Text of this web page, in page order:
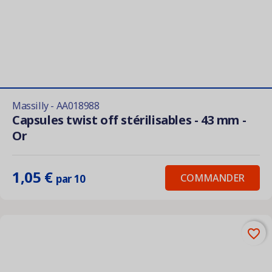
Massilly - AA018988
Capsules twist off stérilisables - 43 mm -
Or
1,05 € par 10 COMMANDER
favorite_border